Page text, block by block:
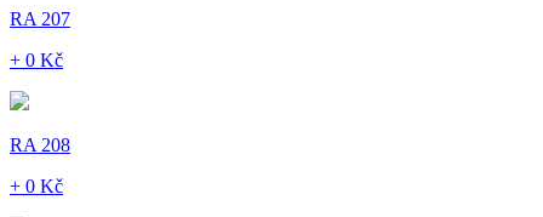
RA 207
+ 0 Kč
RA 208
+ 0 Kč